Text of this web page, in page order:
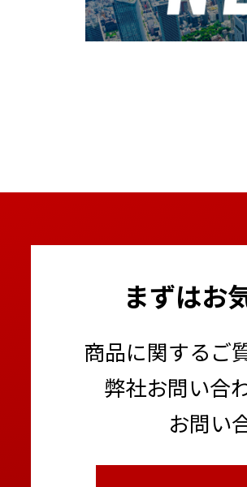
まずはお
商品に関するご
弊社お問い合
お問い